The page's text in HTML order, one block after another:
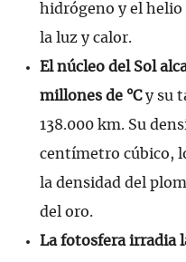
hidrógeno y el helio
la luz y calor.
El núcleo del Sol
millones de °Cy su
138.000 km. Su
centímetro cúbico,
la densidad del
del oro.
La fotosfera irradia